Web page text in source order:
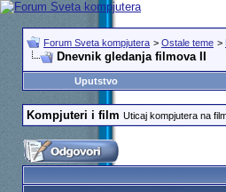
Forum Sveta kompjutera > Ostale teme >
Dnevnik gledanja filmova II
Uputstvo
Kompjuteri i film Uticaj kompjutera na